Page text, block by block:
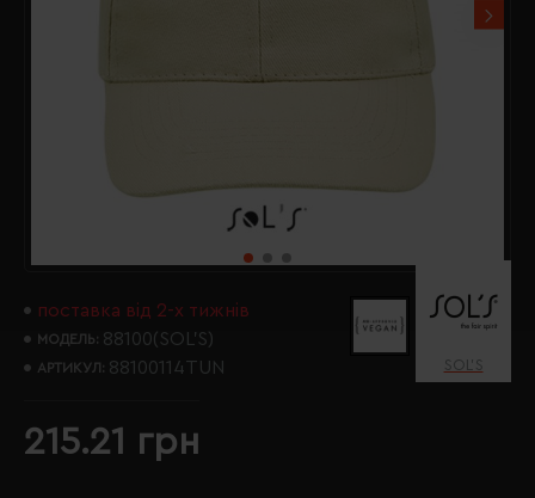
поставка від 2-х тижнів
МОДЕЛЬ: 88100(SOL’S)
АРТИКУЛ: 88100114TUN SOL’S
215.21 грн